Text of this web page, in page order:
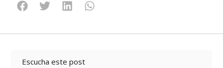
Escucha este post